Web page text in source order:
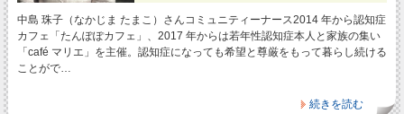
中島 珠子（なかじま たまこ）さんコミュニティーナース2014 年から認知症
カフェ「たんぽぽカフェ」、2017 年からは若年性認知症本人と家族の集い
「café マリエ」を主催。認知症になっても希望と尊厳をもって暮らし続ける
ことがで…
続きを読む